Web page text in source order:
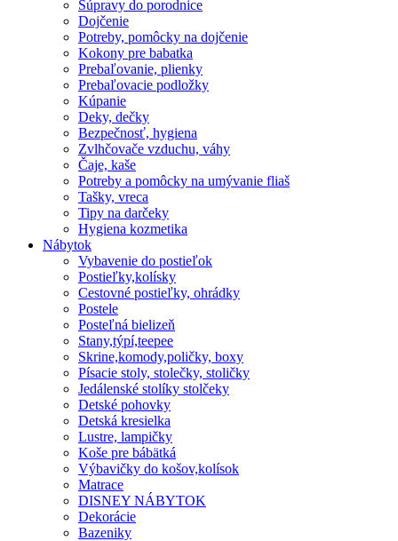
Súpravy do porodnice
Dojčenie
Potreby, pomôcky na dojčenie
Kokony pre babatka
Prebaľovanie, plienky
Prebaľovacie podložky
Kúpanie
Deky, dečky
Bezpečnosť, hygiena
Zvlhčovače vzduchu, váhy
Čaje, kaše
Potreby a pomôcky na umývanie fliaš
Tašky, vreca
Tipy na darčeky
Hygiena kozmetika
Nábytok
Vybavenie do postieľok
Postieľky,kolísky
Cestovné postieľky, ohrádky
Postele
Posteľná bielizeň
Stany,týpí,teepee
Skrine,komody,poličky, boxy
Písacie stoly, stolečky, stoličky
Jedálenské stolíky stolčeky
Detské pohovky
Detská kresielka
Lustre, lampičky
Koše pre bábätká
Výbavičky do košov,kolísok
Matrace
DISNEY NÁBYTOK
Dekorácie
Bazeniky